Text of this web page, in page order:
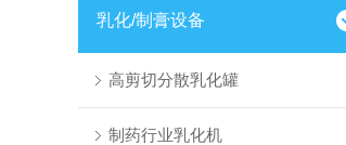
乳化/制膏设备
高剪切分散乳化罐
制药行业乳化机